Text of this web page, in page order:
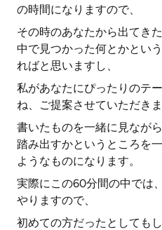
の時間になりますので、
その時のあなたから出てき
中で見つかった何とかとい
ればと思いますし、
私があなたにぴったりのテ
ね、ご提案させていただきま
書いたものを一緒に見なが
踏み出すかというところを
ようなものになります。
実際にこの60分間の中では
やりますので、
初めての方だったとしても